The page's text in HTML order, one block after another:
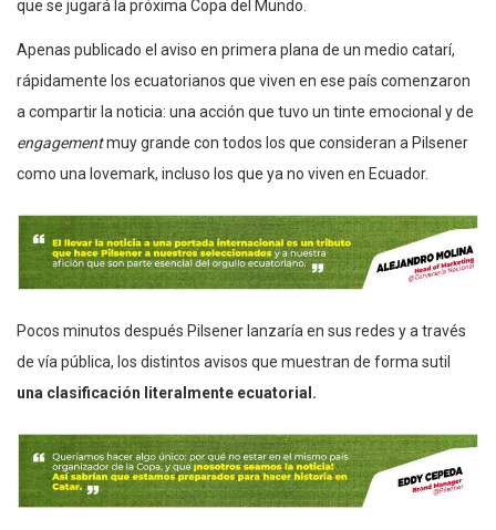
que se jugará la próxima Copa del Mundo.
Apenas publicado el aviso en primera plana de un medio catarí,
rápidamente los ecuatorianos que viven en ese país comenzaron
a compartir la noticia: una acción que tuvo un tinte emocional y de
engagementmuy grande con todos los que consideran a Pilsener
como una lovemark, incluso los que ya no viven en Ecuador.
Pocos minutos después Pilsener lanzaría en sus redes y a través
de vía pública, los distintos avisos que muestran de forma sutil
una clasificación literalmente ecuatorial.